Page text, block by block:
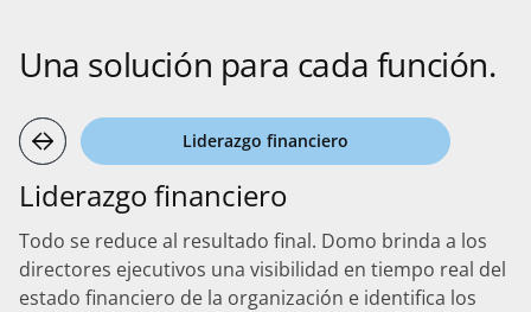
Una solución para cada función.
Liderazgo financiero
Liderazgo financiero
Todo se reduce al resultado final. Domo brinda a los
directores ejecutivos una visibilidad en tiempo real del
estado financiero de la organización e identifica los